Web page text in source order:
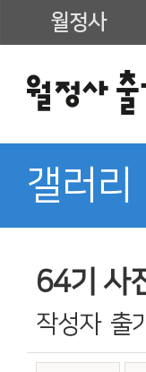
월정사
갤러리
64기 사
작성자 출